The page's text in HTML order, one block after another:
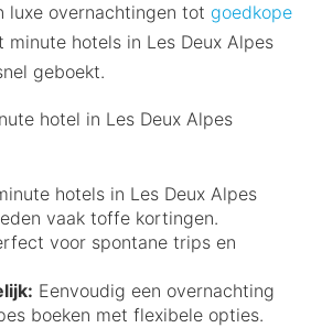
luxe overnachtingen tot goedkope
minute hotels in Les Deux Alpes
geboekt.
hotel in Les Deux Alpes
hotels in Les Deux Alpes
vaak toffe kortingen.
voor spontane trips en
Eenvoudig een overnachting
boeken met flexibele opties.